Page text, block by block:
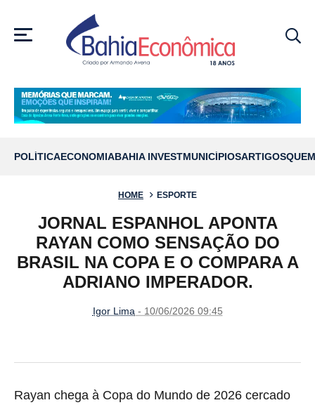
MENU
POLÍTICAECONOMIABAHIA INVESTMUNICÍPIOSARTIGOS
HOME ESPORTE
JORNAL ESPANHOL APONTA
RAYAN COMO SENSAÇÃO DO
BRASIL NA COPA E O COMPARA A
ADRIANO IMPERADOR.
Igor Lima - 10/06/2026 09:45
Rayan chega à Copa do Mundo de 2026 cercado